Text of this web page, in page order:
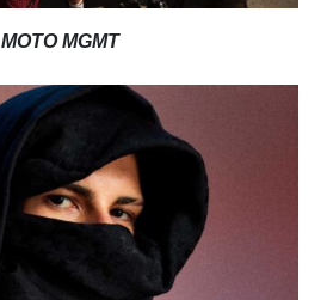
MOTO MGMT